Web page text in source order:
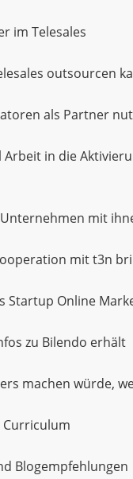
im Telesales
outsourcen
als Partner
Arbeit in die
mit
mit t3n
Startup Online
zu Bilendo erhält
machen würde,
Curriculum
Blogempfehlungen